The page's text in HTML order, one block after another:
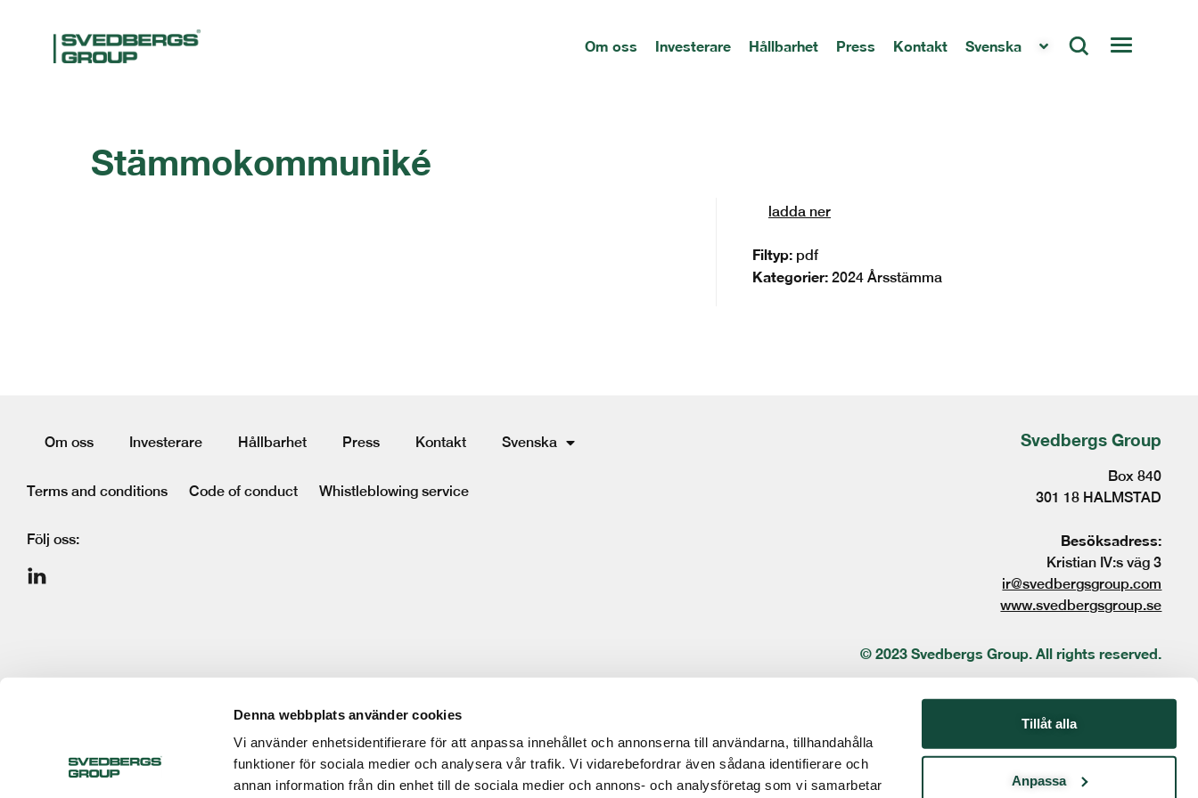
Denna webbplats använder cookies
Vi använder enhetsidentifierare för att anpassa innehållet och annonserna till användarna, tillhandahålla
funktioner för sociala medier och analysera vår trafik. Vi vidarebefordrar även sådana identifierare och
annan information från din enhet till de sociala medier och annons- och analysföretag som vi samarbetar
Tillåt alla
Anpassa
Om oss Investerare Hållbarhet Press Kontakt Svenska
Stämmokommuniké
ladda ner
Filtyp: pdf
Kategorier: 2024 Årsstämma
Om oss Investerare Hållbarhet Press Kontakt Svenska
Terms and conditions Code of conduct Whistleblowing service
Följ oss:
Svedbergs Group
Box 840
301 18 HALMSTAD
Besöksadress:
Kristian IV:s väg 3
ir@svedbergsgroup.com
www.svedbergsgroup.se
© 2023 Svedbergs Group. All rights reserved.